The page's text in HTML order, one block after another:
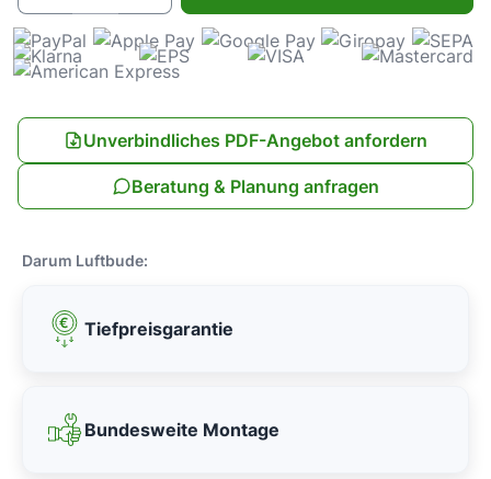
Unverbindliches PDF-Angebot anfordern
Beratung & Planung anfragen
Darum Luftbude:
Tiefpreisgarantie
Bundesweite Montage